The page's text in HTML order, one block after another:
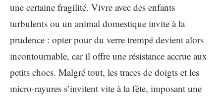
une certaine fragilité. Vivre avec des enfants
turbulents ou un animal domestique invite à la
prudence : opter pour du verre trempé devient alors
incontournable, car il offre une résistance accrue aux
petits chocs. Malgré tout, les traces de doigts et les
micro-rayures s’invitent vite à la fête, imposant une